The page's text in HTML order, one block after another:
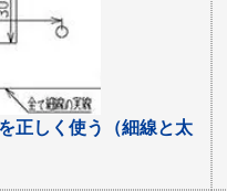
正しく使う（細線と太